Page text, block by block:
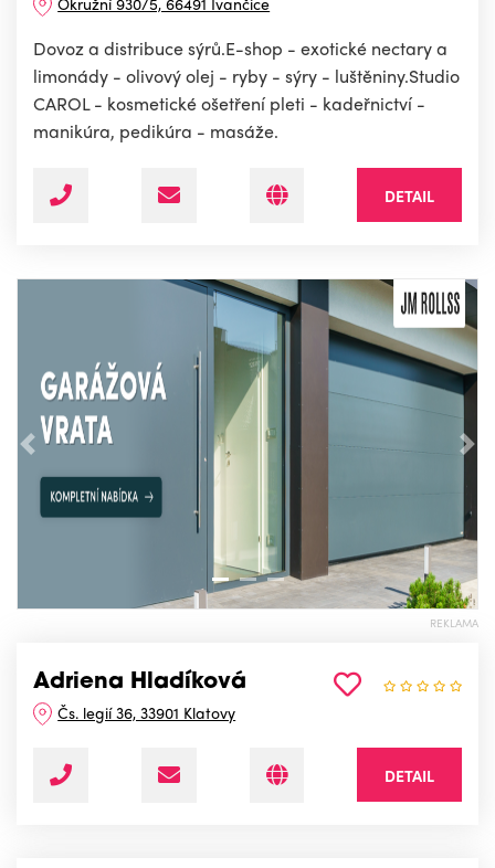
Dovoz a distribuce sýrů.E-shop - exotické nectary a
limonády - olivový olej - ryby - sýry - luštěniny.Studio
CAROL - kosmetické ošetření pleti - kadeřnictví -
manikúra, pedikúra - masáže.
DETAIL
Předchozí
REKLAMA
Adriena Hladíková
Čs. legií 36, 33901 Klatovy
DETAIL